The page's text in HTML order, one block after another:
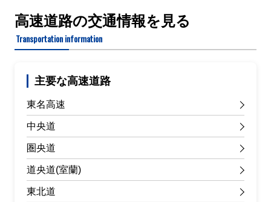
高速道路の交通情報を見る
Transportation information
主要な高速道路
東名高速
中央道
圏央道
道央道(室蘭)
東北道